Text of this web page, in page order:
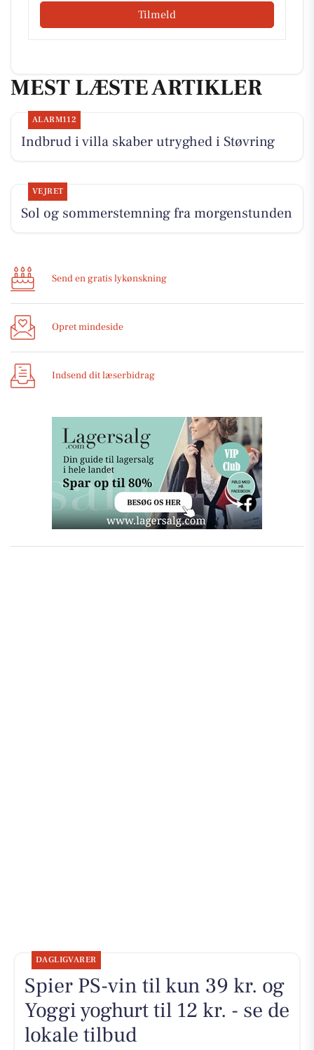
Tilmeld
MEST LÆSTE ARTIKLER
ALARM112
Indbrud i villa skaber utryghed i Støvring
VEJRET
Sol og sommerstemning fra morgenstunden
Send en gratis lykønskning
Opret mindeside
Indsend dit læserbidrag
DAGLIGVARER
Spier PS-vin til kun 39 kr. og
Yoggi yoghurt til 12 kr. - se de
lokale tilbud